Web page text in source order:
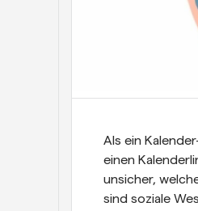
Als ein
einen
unsicher,
sind soziale